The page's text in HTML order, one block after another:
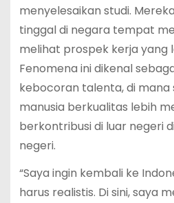
menyelesaikan studi.
tinggal di negara tempat
melihat prospek kerja yang
Fenomena ini dikenal
kebocoran talenta, di mana
manusia berkualitas lebih
berkontribusi di luar negeri
negeri.
“Saya ingin kembali ke
harus realistis. Di sini, saya